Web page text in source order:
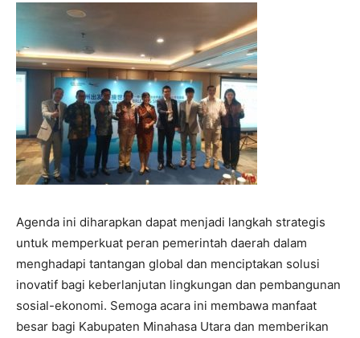
Agenda ini diharapkan dapat menjadi langkah strategis
untuk memperkuat peran pemerintah daerah dalam
menghadapi tantangan global dan menciptakan solusi
inovatif bagi keberlanjutan lingkungan dan pembangunan
sosial-ekonomi. Semoga acara ini membawa manfaat
besar bagi Kabupaten Minahasa Utara dan memberikan